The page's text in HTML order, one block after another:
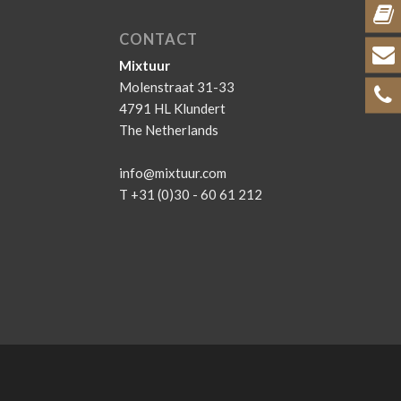
CONTACT
Mixtuur
Molenstraat 31-33
4791 HL Klundert
The Netherlands
info@mixtuur.com
T +31 (0)30 - 60 61 212